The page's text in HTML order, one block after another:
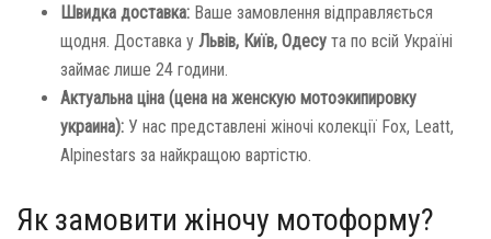
Швидка доставка: Ваше замовлення відправляється
щодня. Доставка у Львів, Київ, Одесу та по всій Україні
займає лише 24 години.
Актуальна ціна (цена на женскую мотоэкипировку
украина): У нас представлені жіночі колекції Fox, Leatt,
Alpinestars за найкращою вартістю.
Як замовити жіночу мотоформу?